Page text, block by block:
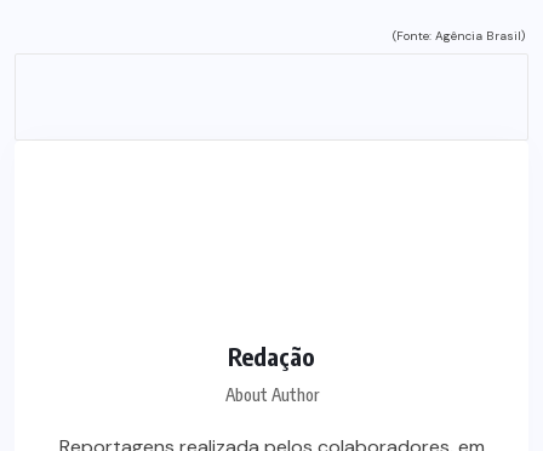
(Fonte: Agência Brasil)
Redação
About Author